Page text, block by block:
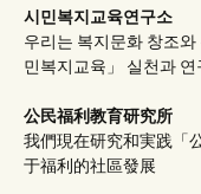
시민복지교육연구소
우리는 복지문화 창조
민복지교육」 실천과
公民福利教育研究所
我們現在研究和実践「
于福利的社區發展